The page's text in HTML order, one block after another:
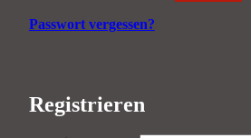
Passwort vergessen?
Registrieren